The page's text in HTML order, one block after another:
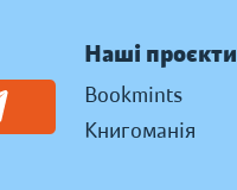
Наші проєкти
Bookmints
Книгоманія